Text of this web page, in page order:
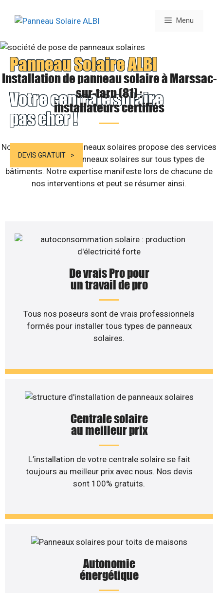
Menu
Panneau Solaire ALBI
Votre centrale solaire
pas cher !
DEVIS GRATUIT
Installation de panneau solaire à Marssac-
sur-tarn (81) :
installateurs certifiés
Notre structure de panneaux solaires propose des services
d’installation de panneaux solaires sur tous types de
bâtiments. Notre expertise manifeste lors de chacune de
nos interventions et peut se résumer ainsi.
De vrais Pro pour
un travail de pro
Tous nos poseurs sont de vrais professionnels
formés pour installer tous types de panneaux
solaires.
Centrale solaire
au meilleur prix
L’installation de votre centrale solaire se fait
toujours au meilleur prix avec nous. Nos devis
sont 100% gratuits.
Autonomie
énergétique